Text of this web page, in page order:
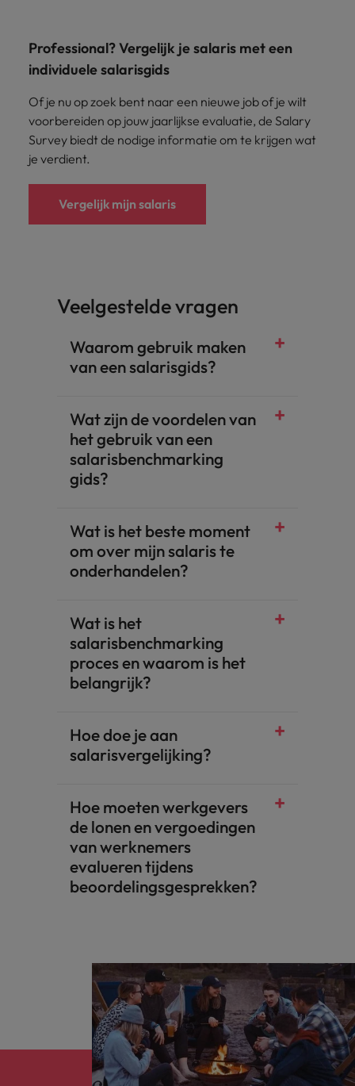
Professional? Vergelijk je salaris met een
individuele salarisgids
Of je nu op zoek bent naar een nieuwe job of je wilt
voorbereiden op jouw jaarlijkse evaluatie, de Salary
Survey biedt de nodige informatie om te krijgen wat
je verdient.
Vergelijk mijn salaris
Veelgestelde vragen
Waarom gebruik maken
van een salarisgids?
Wat zijn de voordelen van
het gebruik van een
salarisbenchmarking
gids?
Wat is het beste moment
om over mijn salaris te
onderhandelen?
Wat is het
salarisbenchmarking
proces en waarom is het
belangrijk?
Hoe doe je aan
salarisvergelijking?
Hoe moeten werkgevers
de lonen en vergoedingen
van werknemers
evalueren tijdens
beoordelingsgesprekken?